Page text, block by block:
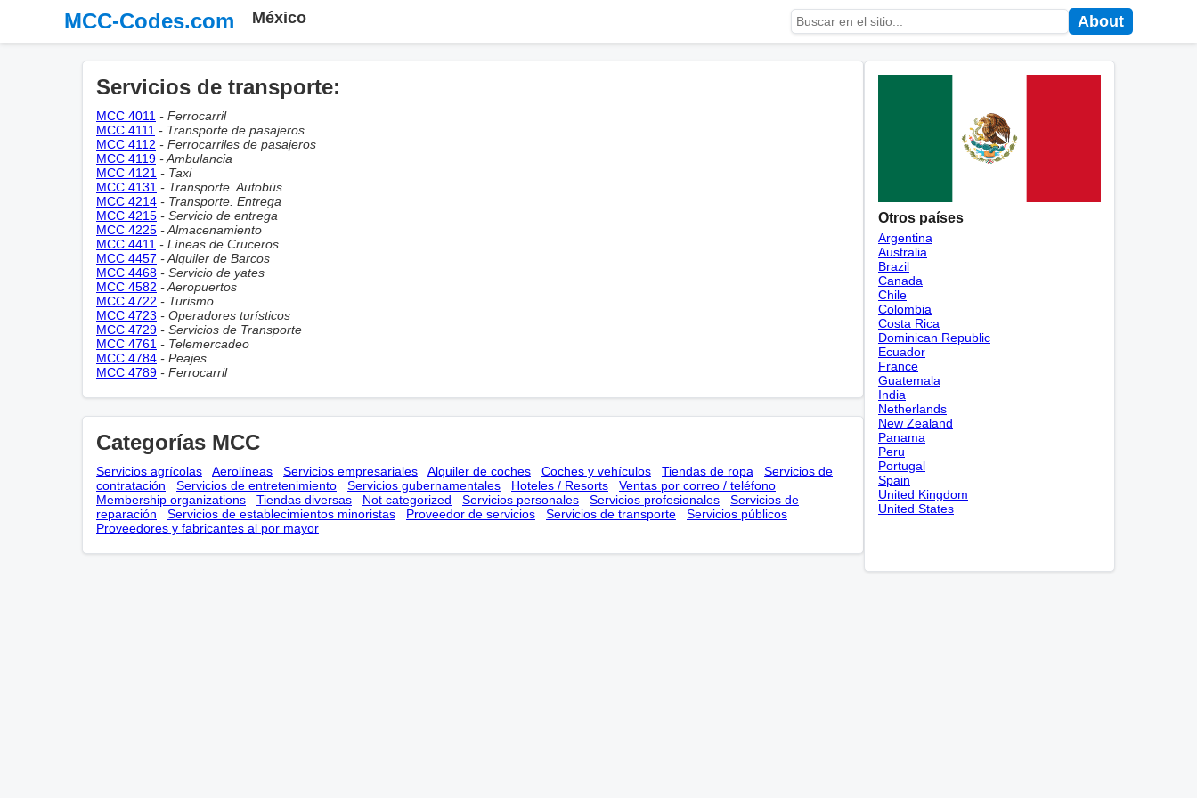
MCC-Codes.com México About
Servicios de transporte:
MCC 4011 - Ferrocarril
MCC 4111 - Transporte de pasajeros
MCC 4112 - Ferrocarriles de pasajeros
MCC 4119 - Ambulancia
MCC 4121 - Taxi
MCC 4131 - Transporte. Autobús
MCC 4214 - Transporte. Entrega
MCC 4215 - Servicio de entrega
MCC 4225 - Almacenamiento
MCC 4411 - Líneas de Cruceros
MCC 4457 - Alquiler de Barcos
MCC 4468 - Servicio de yates
MCC 4582 - Aeropuertos
MCC 4722 - Turismo
MCC 4723 - Operadores turísticos
MCC 4729 - Servicios de Transporte
MCC 4761 - Telemercadeo
MCC 4784 - Peajes
MCC 4789 - Ferrocarril
Categorías MCC
Servicios agrícolas Aerolíneas Servicios empresariales Alquiler de coches Coches y vehículos Tiendas de ropa
Servicios de
contratación
Servicios de entretenimiento Servicios gubernamentales Hoteles / Resorts
Ventas por correo / teléfono
Membership оrganizations
Tiendas diversas Not categorized Servicios personales Servicios profesionales
Servicios de
reparación
Servicios de establecimientos minoristas Proveedor de servicios Servicios de transporte
Servicios públicos
Proveedores y fabricantes al por mayor
Otros países
Argentina
Australia
Brazil
Canada
Chile
Colombia
Costa Rica
Dominican Republic
Ecuador
France
Guatemala
India
Netherlands
New Zealand
Panama
Peru
Portugal
Spain
United Kingdom
United States